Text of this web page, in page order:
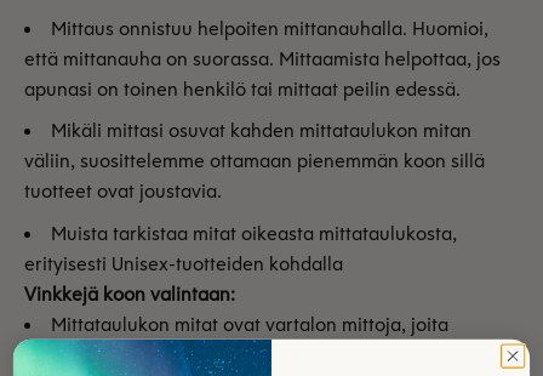
Mittaus onnistuu helpoiten mittanauhalla. Huomioi,
että mittanauha on suorassa. Mittaamista helpottaa, jos
apunasi on toinen henkilö tai mittaat peilin edessä.
Mikäli mittasi osuvat kahden mittataulukon mitan
väliin, suosittelemme ottamaan pienemmän koon sillä
tuotteet ovat joustavia.
Muista tarkistaa mitat oikeasta mittataulukosta,
erityisesti Unisex-tuotteiden kohdalla
Vinkkejä koon valintaan:
Mittataulukon mitat ovat vartalon mittoja, joita
vertaamalla löydät sopivan koon.